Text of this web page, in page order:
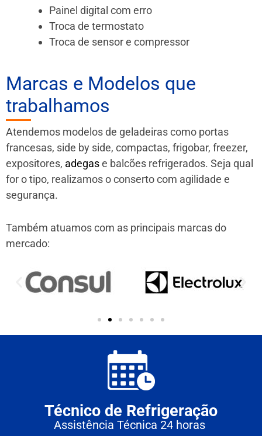
Painel digital com erro
Troca de termostato
Troca de sensor e compressor
Marcas e Modelos que
trabalhamos
Atendemos modelos de geladeiras como portas
francesas, side by side, compactas, frigobar, freezer,
expositores, adegase balcões refrigerados. Seja qual
for o tipo, realizamos o conserto com agilidade e
segurança.
Também atuamos com as principais marcas do
mercado:
Técnico de Refrigeração
Assistência Técnica 24 horas